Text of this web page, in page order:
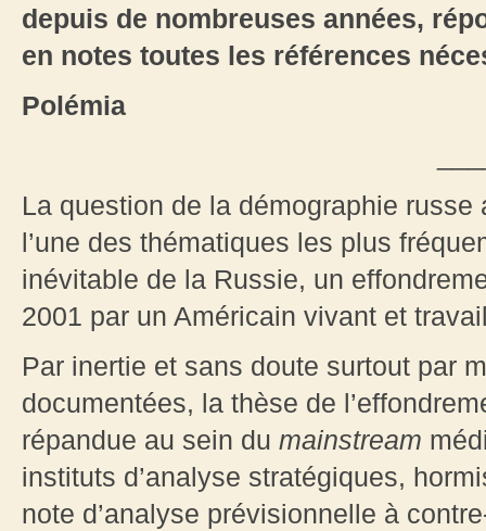
depuis de nombreuses années,
en notes toutes les références
Polémia
La question de la démographie
l’une des thématiques les plus
inévitable de la Russie, un
2001 par un Américain vivant et
Par inertie et sans doute surtout par
documentées, la thèse de
répandue au sein du mainstream
instituts d’analyse stratégiques,
note d’analyse prévisionnelle à